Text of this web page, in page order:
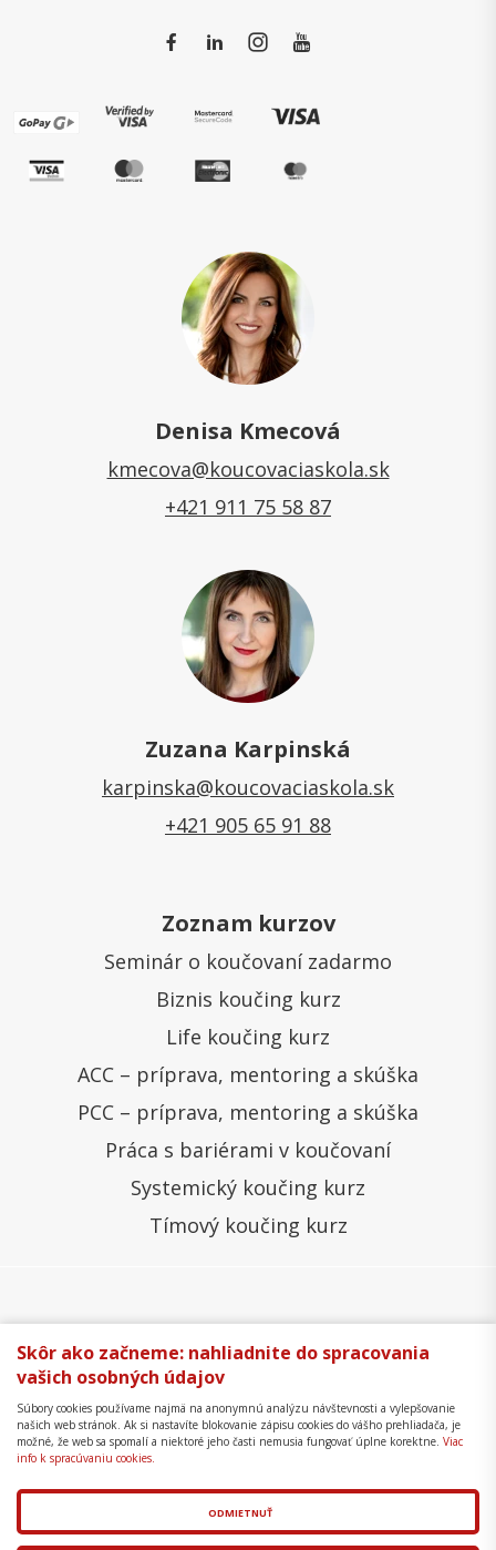
Denisa Kmecová
kmecova@koucovaciaskola.sk
+421 911 75 58 87
Zuzana Karpinská
karpinska@koucovaciaskola.sk
+421 905 65 91 88
Zoznam kurzov
Seminár o koučovaní zadarmo
Biznis koučing kurz
Life koučing kurz
ACC – príprava, mentoring a skúška
PCC – príprava, mentoring a skúška
Práca s bariérami v koučovaní
Systemický koučing kurz
Tímový koučing kurz
Všeobecné obchodné podmienky
Správa cookies
Ochrana osobných údajov
Formulár na odstúpenie
Mapa stránky
Copyright © 2018 - 2026 Business Coaching College,
s.r.o.
aredakčný systém
Skôr ako začneme: nahliadnite do spracovania
vašich osobných údajov
Súbory cookies používame najmä na anonymnú analýzu návštevnosti a vylepšovanie
našich web stránok. Ak si nastavíte blokovanie zápisu cookies do vášho prehliadača, je
možné, že web sa spomalí a niektoré jeho časti nemusia fungovať úplne korektne. Viac
info k spracúvaniu cookies.
ODMIETNUŤ